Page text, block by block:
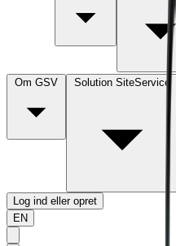
Om GSV Solution SiteService
Log ind eller opret
EN